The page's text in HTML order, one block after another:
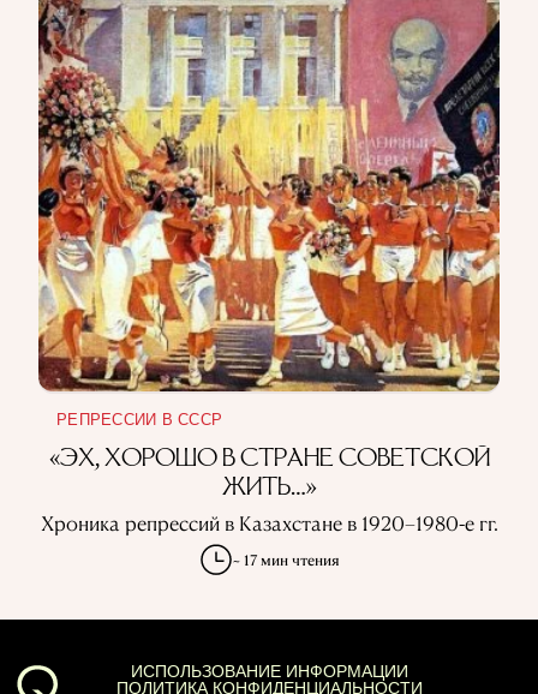
РЕПРЕССИИ В СССР
«ЭХ, ХОРОШО В СТРАНЕ СОВЕТСКОЙ
ЖИТЬ…»
Хроника репрессий в Казахстане в 1920–1980-е гг.
~ 17 мин чтения
ИСПОЛЬЗОВАНИЕ ИНФОРМАЦИИ
ПОЛИТИКА КОНФИДЕНЦИАЛЬНОСТИ